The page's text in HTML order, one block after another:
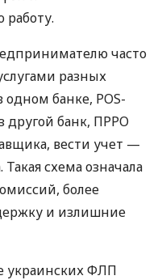
часто
разных
банке, POS-
другой банк, ПРРО
вести учет —
схема означала
более
и излишние
украинских ФЛП